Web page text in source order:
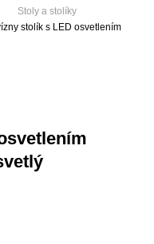
Stoly a stolíky
stolík s LED osvetlením